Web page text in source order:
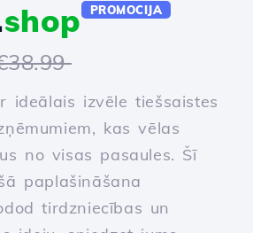
shop PROMOCIJA
ideālais izvēle tiešsaistes
kas vēlas
no visas pasaules. Šī
paplašināšana
tirdzniecības un